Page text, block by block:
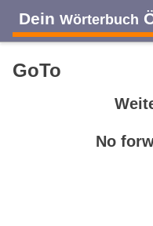
Dein Wörterbuch
GoTo
No